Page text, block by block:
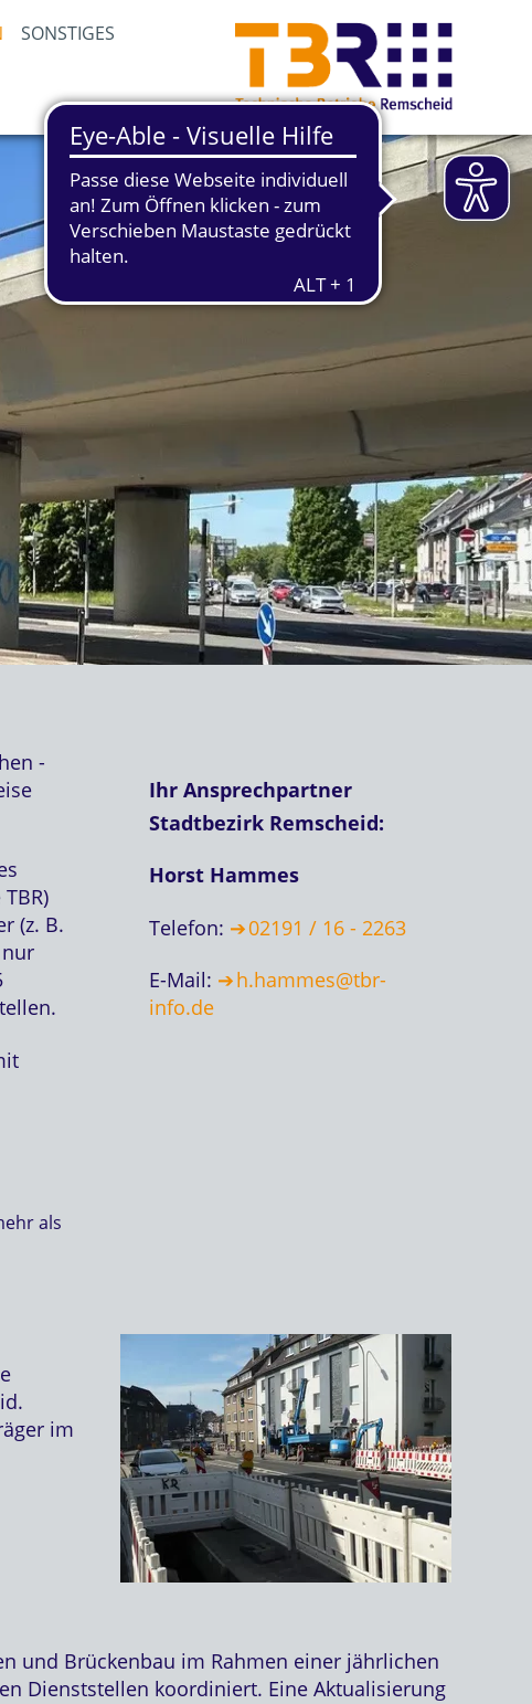
SONSTIGES
-
(z. B.
als
Ihr Ansprechpartner
Stadtbezirk Remscheid:
Horst Hammes
Telefon:
02191 / 16 - 2263
E-Mail:
h.hammes@tbr-
info.de
im
und Brückenbau im Rahmen einer jährlichen
Dienststellen koordiniert. Eine Aktualisierung